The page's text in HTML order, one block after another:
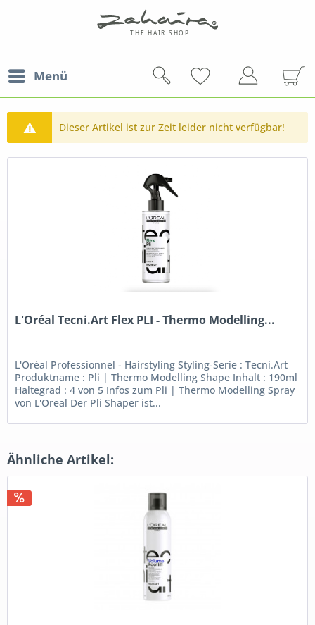
Menü
Dieser Artikel ist zur Zeit leider nicht verfügbar!
L'Oréal Tecni.Art Flex PLI - Thermo Modelling...
L'Oréal Professionnel - Hairstyling Styling-Serie : Tecni.Art
Produktname : Pli | Thermo Modelling Shape Inhalt : 190ml
Haltegrad : 4 von 5 Infos zum Pli | Thermo Modelling Spray
von L'Oreal Der Pli Shaper ist...
Ähnliche Artikel: